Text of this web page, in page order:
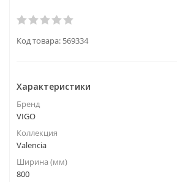
Код товара: 569334
Характеристики
Бренд
VIGO
Коллекция
Valencia
Ширина (мм)
800